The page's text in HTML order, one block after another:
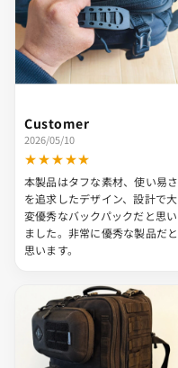
Customer
2026/05/10
★★★★★
本製品はタフな素材、使い易さ
を追求したデザイン、設計で大
変優秀なバックパックだと思い
ました。非常に優秀な製品だと
思います。